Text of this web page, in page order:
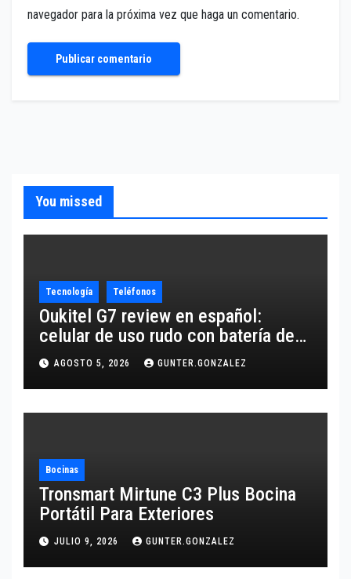
navegador para la próxima vez que haga un comentario.
You missed
Tecnología Teléfonos
Oukitel G7 review en español:
celular de uso rudo con batería de
10,600 mAh
AGOSTO 5, 2026 GUNTER.GONZALEZ
Bocinas
Tronsmart Mirtune C3 Plus Bocina
Portátil Para Exteriores
JULIO 9, 2026 GUNTER.GONZALEZ